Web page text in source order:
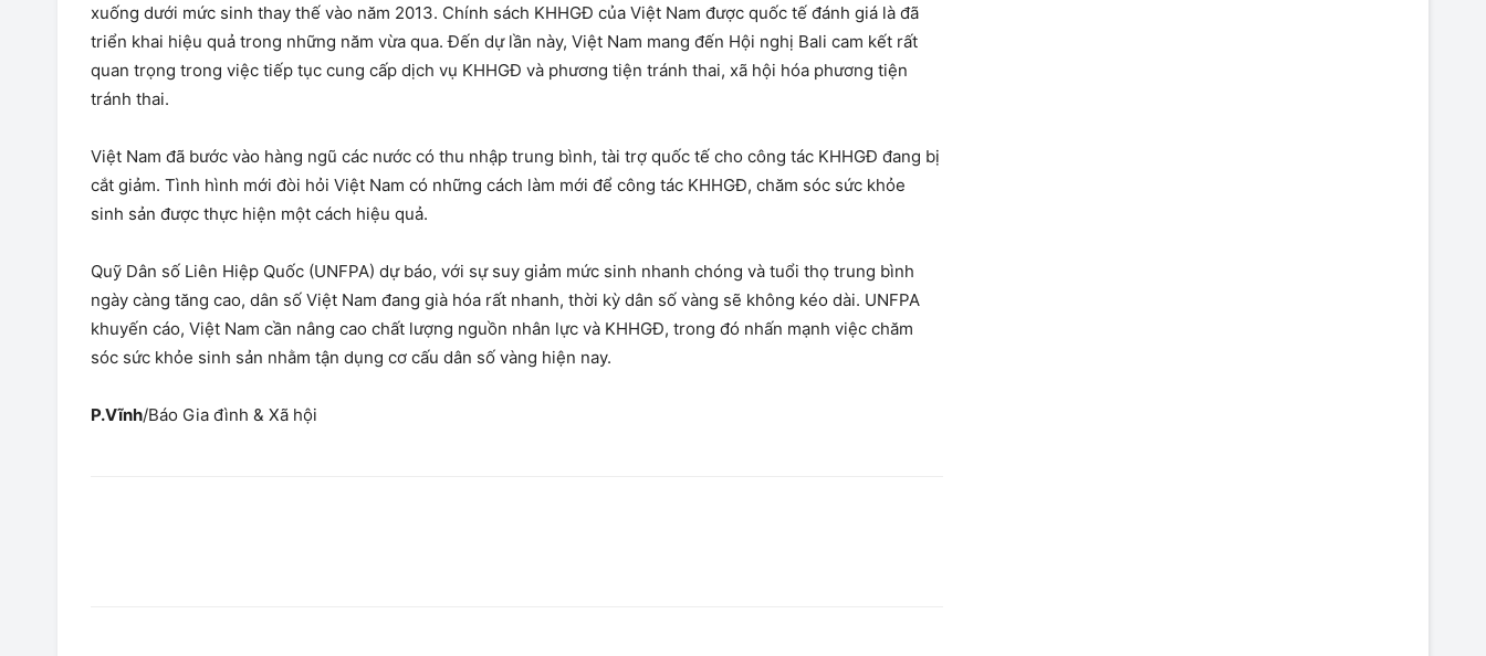
xuống dưới mức sinh thay thế vào năm 2013. Chính sách KHHGĐ của Việt Nam được quốc tế đánh giá là đã
triển khai hiệu quả trong những năm vừa qua. Đến dự lần này, Việt Nam mang đến Hội nghị Bali cam kết rất
quan trọng trong việc tiếp tục cung cấp dịch vụ KHHGĐ và phương tiện tránh thai, xã hội hóa phương tiện
tránh thai.
Việt Nam đã bước vào hàng ngũ các nước có thu nhập trung bình, tài trợ quốc tế cho công tác KHHGĐ đang bị
cắt giảm. Tình hình mới đòi hỏi Việt Nam có những cách làm mới để công tác KHHGĐ, chăm sóc sức khỏe
sinh sản được thực hiện một cách hiệu quả.
Quỹ Dân số Liên Hiệp Quốc (UNFPA) dự báo, với sự suy giảm mức sinh nhanh chóng và tuổi thọ trung bình
ngày càng tăng cao, dân số Việt Nam đang già hóa rất nhanh, thời kỳ dân số vàng sẽ không kéo dài. UNFPA
khuyến cáo, Việt Nam cần nâng cao chất lượng nguồn nhân lực và KHHGĐ, trong đó nhấn mạnh việc chăm
sóc sức khỏe sinh sản nhằm tận dụng cơ cấu dân số vàng hiện nay.
P.Vĩnh/Báo Gia đình & Xã hội